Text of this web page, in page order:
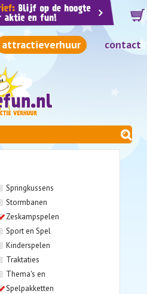
attractieverhuur contact
Springkussens
Stormbanen
Zeskampspelen
Sport en Spel
Kinderspelen
Traktaties
Thema's en
Spelpakketten